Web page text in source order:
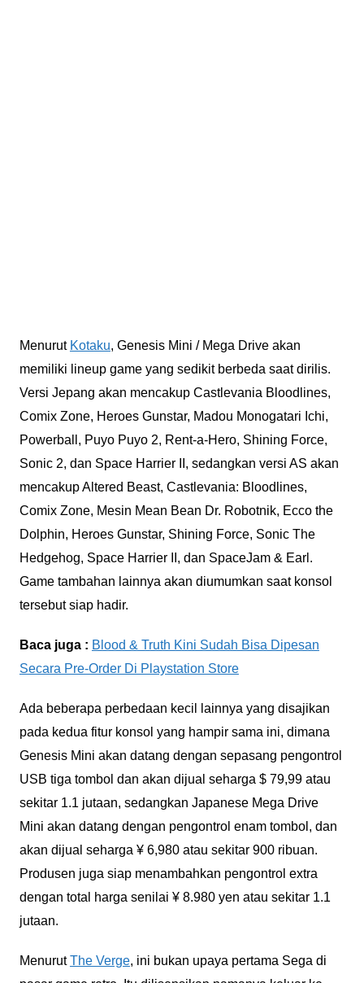
Menurut Kotaku, Genesis Mini / Mega Drive akan
memiliki lineup game yang sedikit berbeda saat dirilis.
Versi Jepang akan mencakup Castlevania Bloodlines,
Comix Zone, Heroes Gunstar, Madou Monogatari Ichi,
Powerball, Puyo Puyo 2, Rent-a-Hero, Shining Force,
Sonic 2, dan Space Harrier II, sedangkan versi AS akan
mencakup Altered Beast, Castlevania: Bloodlines,
Comix Zone, Mesin Mean Bean Dr. Robotnik, Ecco the
Dolphin, Heroes Gunstar, Shining Force, Sonic The
Hedgehog, Space Harrier II, dan SpaceJam & Earl.
Game tambahan lainnya akan diumumkan saat konsol
tersebut siap hadir.
Baca juga : Blood & Truth Kini Sudah Bisa Dipesan
Secara Pre-Order Di Playstation Store
Ada beberapa perbedaan kecil lainnya yang disajikan
pada kedua fitur konsol yang hampir sama ini, dimana
Genesis Mini akan datang dengan sepasang pengontrol
USB tiga tombol dan akan dijual seharga $ 79,99 atau
sekitar 1.1 jutaan, sedangkan Japanese Mega Drive
Mini akan datang dengan pengontrol enam tombol, dan
akan dijual seharga ¥ 6,980 atau sekitar 900 ribuan.
Produsen juga siap menambahkan pengontrol extra
dengan total harga senilai ¥ 8.980 yen atau sekitar 1.1
jutaan.
MenurutThe Verge, ini bukan upaya pertama Sega di